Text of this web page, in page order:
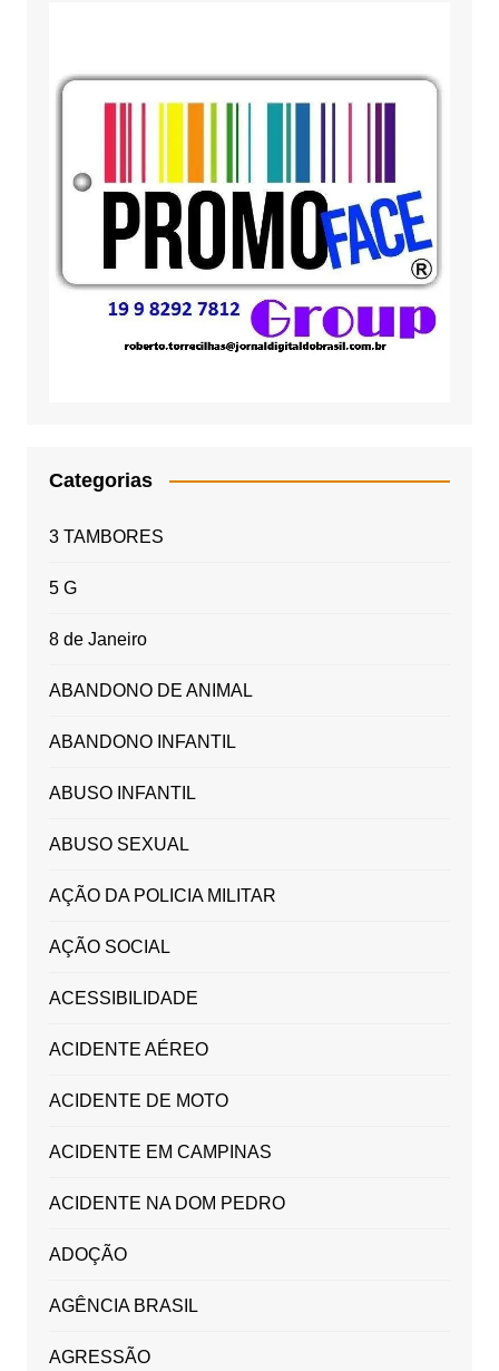
Categorias
3 TAMBORES
5 G
8 de Janeiro
ABANDONO DE ANIMAL
ABANDONO INFANTIL
ABUSO INFANTIL
ABUSO SEXUAL
AÇÃO DA POLICIA MILITAR
AÇÃO SOCIAL
ACESSIBILIDADE
ACIDENTE AÉREO
ACIDENTE DE MOTO
ACIDENTE EM CAMPINAS
ACIDENTE NA DOM PEDRO
ADOÇÃO
AGÊNCIA BRASIL
AGRESSÃO